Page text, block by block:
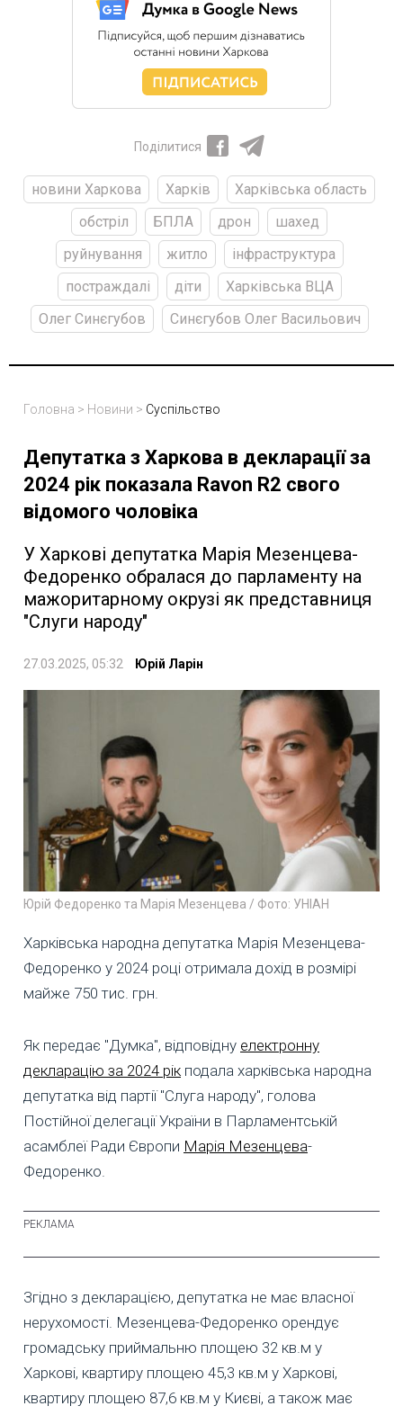
Поділитися
новини Харкова Харків
Харківська область
обстріл
БПЛА дрон
шахед
руйнування
житло
інфраструктура
постраждалі
діти
Харківська ВЦА
Олег Синєгубов
Синєгубов Олег Васильович
Головна > Новини > Суспільство
Депутатка з Харкова в декларації за
2024 рік показала Ravon R2 свого
відомого чоловіка
У Харкові депутатка Марія Мезенцева-
Федоренко обралася до парламенту на
мажоритарному окрузі як представниця
"Слуги народу"
27.03.2025, 05:32 Юрій Ларін
Юрій Федоренко та Марія Мезенцева / Фото: УНІАН
Харківська народна депутатка Марія Мезенцева-
Федоренко у 2024 році отримала дохід в розмірі
майже 750 тис. грн.
Як передає "Думка", відповідну електронну
декларацію за 2024 рік подала харківська народна
депутатка від партії "Слуга народу", голова
Постійної делегації України в Парламентській
асамблеї Ради Європи Марія Мезенцева-
Федоренко.
Згідно з декларацією, депутатка не має власної
нерухомості. Мезенцева-Федоренко орендує
громадську приймальню площею 32 кв.м у
Харкові, квартиру площею 45,3 кв.м у Харкові,
квартиру площею 87,6 кв.м у Києві, а також має